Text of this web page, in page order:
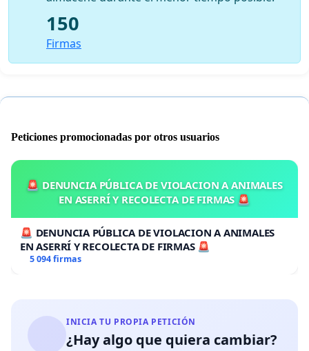
nacionales y sectoriales- y se planteen alternativas superadoras de
negociación.
Saludamos a Uds. con la mayor consideración.
150
Firmas
Peticiones promocionadas por otros usuarios
🚨 DENUNCIA PÚBLICA DE VIOLACION A ANIMALES
EN ASERRÍ Y RECOLECTA DE FIRMAS 🚨
🚨 DENUNCIA PÚBLICA DE VIOLACION A ANIMALES
EN ASERRÍ Y RECOLECTA DE FIRMAS 🚨
5 094 firmas
INICIA TU PROPIA PETICIÓN
¿Hay algo que quiera cambiar?